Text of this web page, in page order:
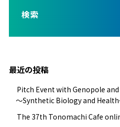
最近の投稿
Pitch Event with Genopole and
～Synthetic Biology and Health
The 37th Tonomachi Cafe